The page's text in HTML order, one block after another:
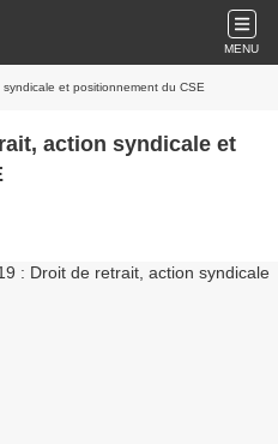
MENU
et positionnement du CSE
action syndicale et